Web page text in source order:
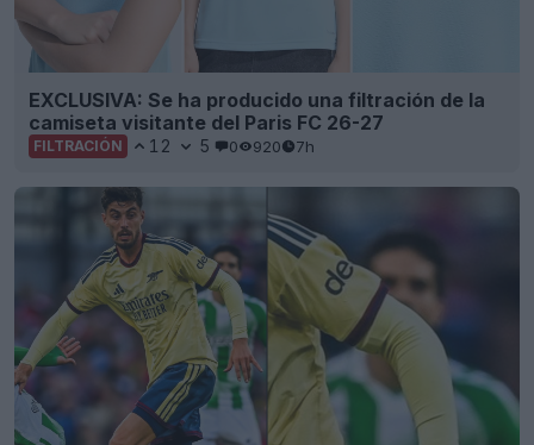
EXCLUSIVA: Se ha producido una filtración de la
camiseta visitante del Paris FC 26-27
FILTRACIÓN 12 5 0 920 7h